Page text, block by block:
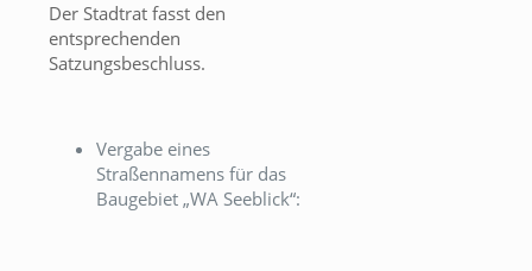
Der Stadtrat fasst den
entsprechenden
Satzungsbeschluss.
Vergabe eines
Straßennamens für das
Baugebiet „WA Seeblick“: